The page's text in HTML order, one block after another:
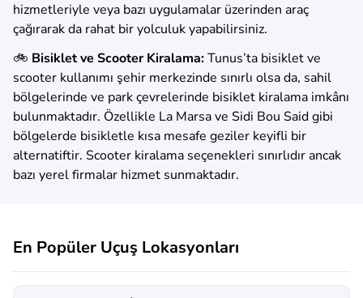
hizmetleriyle veya bazı uygulamalar üzerinden araç
çağırarak da rahat bir yolculuk yapabilirsiniz.
🚲 Bisiklet ve Scooter Kiralama:Tunus’ta bisiklet ve
scooter kullanımı şehir merkezinde sınırlı olsa da, sahil
bölgelerinde ve park çevrelerinde bisiklet kiralama imkânı
bulunmaktadır. Özellikle La Marsa ve Sidi Bou Said gibi
bölgelerde bisikletle kısa mesafe geziler keyifli bir
alternatiftir. Scooter kiralama seçenekleri sınırlıdır ancak
bazı yerel firmalar hizmet sunmaktadır.
En Popüler Uçuş Lokasyonları